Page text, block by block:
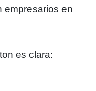
empresarios en
es clara: